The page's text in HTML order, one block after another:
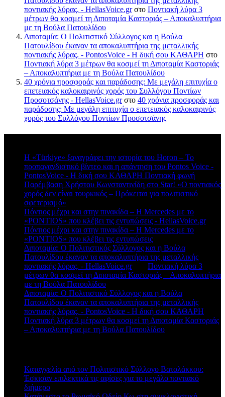
ποντιακής λύρας. - HellasVoice.grστο Ποντιακή λύρα 3
μέτρων θα κοσμεί τη Διποταμία Καστοριάς – Αποκαλυπτήρια
με τη Βούλα Πατουλίδου
Διποταμία: Ο Πολιτιστικό Σύλλογος και η Βούλα
Πατουλίδου έκαναν τα αποκαλυπτήρια της μεταλλικής
ποντιακής λύρας. - PontosVoice - H δική σου ΚΑΘΑΡΗ στο
Ποντιακή λύρα 3 μέτρων θα κοσμεί τη Διποταμία Καστοριάς
– Αποκαλυπτήρια με τη Βούλα Πατουλίδου
40 χρόνια προσφοράς και παράδοσης: Με μεγάλη επιτυχία ο
επετειακός καλοκαιρινός χορός του Συλλόγου Ποντίων
Προσοτσάνης - HellasVoice.grστο 40 χρόνια προσφοράς και
παράδοσης: Με μεγάλη επιτυχία ο επετειακός καλοκαιρινός
χορός του Συλλόγου Ποντίων Προσοτσάνης
Η «Türkiye» ξαναγράφει την ιστορία του Horon – Το
προπαγανδιστικό βίντεο και η απάντηση του Pontos Voice -
PontosVoice - H δική σου ΚΑΘΑΡΗ Ποντιακή φωνή
Παρέμβαση Χρήστου Κωνσταντινίδη στο Star! «Ο ποντιακός
χορός δεν είναι τουρκικός – Πρόκειται για πολιτιστικό
σφετερισμό»
Πόντιος μέχρι και στην πινακίδα – Η Mercedes με το
«PONTIOS» που κλέβει τις εντυπώσεις - HellasVoice.grστο
Πόντιος μέχρι και στην πινακίδα – Η Mercedes με το
«PONTIOS» που κλέβει τις εντυπώσεις
Διποταμία: Ο Πολιτιστικός Σύλλογος και η Βούλα
Πατουλίδου έκαναν τα αποκαλυπτήρια της μεταλλικής
ποντιακής λύρας. - HellasVoice.grστο Ποντιακή λύρα 3
μέτρων θα κοσμεί τη Διποταμία Καστοριάς – Αποκαλυπτήρια
με τη Βούλα Πατουλίδου
Διποταμία: Ο Πολιτιστικό Σύλλογος και η Βούλα
Πατουλίδου έκαναν τα αποκαλυπτήρια της μεταλλικής
ποντιακής λύρας. - PontosVoice - H δική σου ΚΑΘΑΡΗ
Ποντιακή λύρα 3 μέτρων θα κοσμεί τη Διποταμία Καστοριάς
– Αποκαλυπτήρια με τη Βούλα Πατουλίδου
Καταγγελία από τον Πολιτιστικό Σύλλογο Βατολάκκου:
Έσκισαν επιλεκτικά τις αφίσες για το μεγάλο ποντιακό
διήμερο